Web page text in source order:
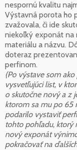
nespornú kvalitu
Výstavná porota ho
zvažovala, či ide
niekoľký exponát na
materiálu a názvu.
doteraz
perfinom.
(Po výstave som
vysvetľujúci list, v
o skutočne nový a z
ktorom sa mu po 65
podarilo vystaviť
tohto pohľadu, ktorý
nový exponát
pokračovať na